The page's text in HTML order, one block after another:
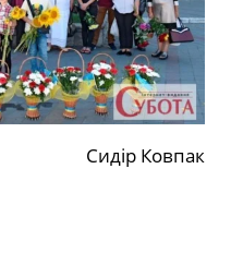
Сидір Ковпак